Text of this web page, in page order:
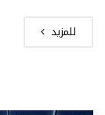
للمزيد